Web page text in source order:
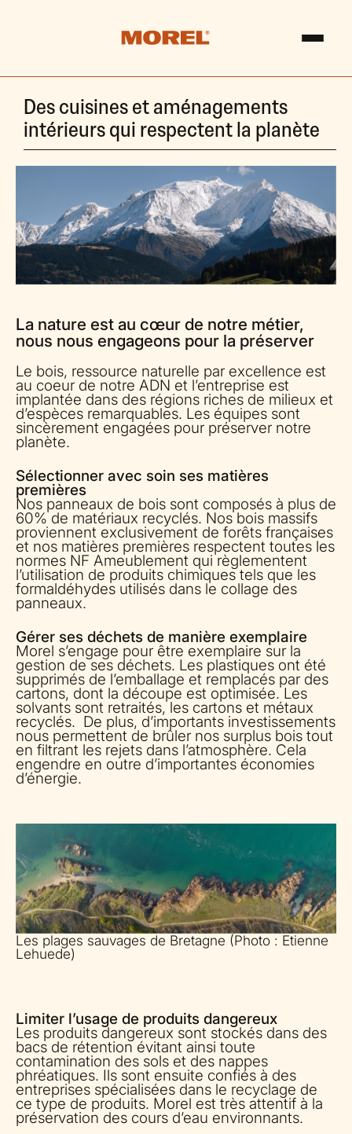
Des cuisines et aménagements
intérieurs qui respectent la planète
La nature est au cœur de notre métier,
nous nous engageons pour la préserver
Le bois, ressource naturelle par excellence est
au coeur de notre ADN et l’entreprise est
implantée dans des régions riches de milieux et
d’espèces remarquables. Les équipes sont
sincèrement engagées pour préserver notre
planète.
Sélectionner avec soin ses matières
premières
Nos panneaux de bois sont composés à plus de
60% de matériaux recyclés. Nos bois massifs
proviennent exclusivement de forêts françaises
et nos matières premières respectent toutes les
normes NF Ameublement qui règlementent
l’utilisation de produits chimiques tels que les
formaldéhydes utilisés dans le collage des
panneaux.
Gérer ses déchets de manière exemplaire
Morel s’engage pour être exemplaire sur la
gestion de ses déchets. Les plastiques ont été
supprimés de l’emballage et remplacés par des
cartons, dont la découpe est optimisée. Les
solvants sont retraités, les cartons et métaux
recyclés. De plus, d’importants investissements
nous permettent de brûler nos surplus bois tout
en filtrant les rejets dans l’atmosphère. Cela
engendre en outre d’importantes économies
d’énergie.
Les plages sauvages de Bretagne (Photo : Etienne
Lehuede)
Limiter l’usage de produits dangereux
Les produits dangereux sont stockés dans des
bacs de rétention évitant ainsi toute
contamination des sols et des nappes
phréatiques. Ils sont ensuite confiés à des
entreprises spécialisées dans le recyclage de
ce type de produits. Morel est très attentif à la
préservation des cours d’eau environnants.